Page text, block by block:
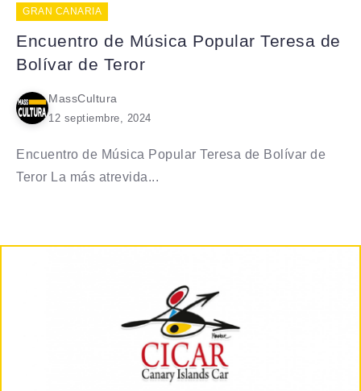
GRAN CANARIA
Encuentro de Música Popular Teresa de
Bolívar de Teror
MassCultura
12 septiembre, 2024
Encuentro de Música Popular Teresa de Bolívar de
Teror La más atrevida...